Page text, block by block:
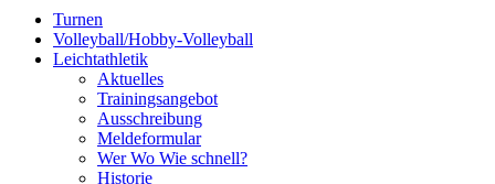
Turnen
Volleyball/Hobby-Volleyball
Leichtathletik
Aktuelles
Trainingsangebot
Ausschreibung
Meldeformular
Wer Wo Wie schnell?
Historie